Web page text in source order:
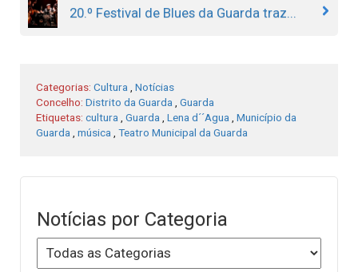
20.º Festival de Blues da Guarda traz...
Categorias: Cultura
Notícias
Concelho: Distrito da Guarda
Guarda
Etiquetas: cultura Guarda Lena d´´Agua
Município da
Guarda
música Teatro Municipal da Guarda
Notícias por Categoria